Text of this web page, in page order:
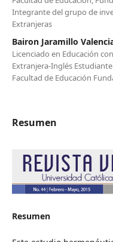
Integrante del grupo de
Extranjeras
Bairon Jaramillo
Licenciado en Educación
Extranjera-Inglés
Facultad de Educación
Resumen
Resumen